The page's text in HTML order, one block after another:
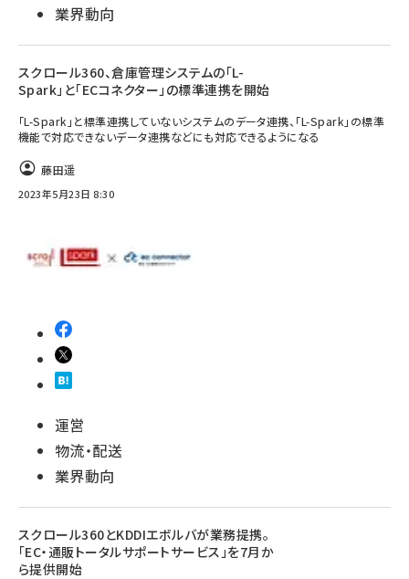
業界動向
スクロール360、倉庫管理システムの「L-
Spark」と「ECコネクター」の標準連携を開始
「L-Spark」と標準連携していないシステムのデータ連携、「L-Spark」の標準
機能で対応できないデータ連携などにも対応できるようになる
藤田遥
2023年5月23日 8:30
運営
物流・配送
業界動向
スクロール360とKDDIエボルバが業務提携。
「EC・通販トータルサポートサービス」を7月か
ら提供開始